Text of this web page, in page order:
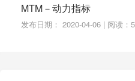
MTM－动力指标
发布日期： 2020-04-06 | 阅读：